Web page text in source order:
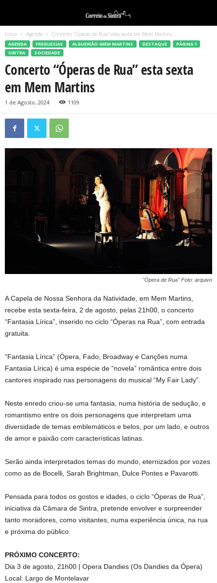
Início Agenda Concerto “Óperas de Rua” esta sexta em Mem Martins
AGENDA FREGUESIAS ALGUEIRÃO-MEM MARTINS DESTAQUE
PÁGINA 1
SINTRA
SOCIEDADE
Concerto “Óperas de Rua” esta sexta
em Mem Martins
1 de Agosto, 2024 1109
"Ópera de Rua" Foto: arquivo
A Capela de Nossa Senhora da Natividade, em Mem Martins,
recebe esta sexta-feira, 2 de agosto, pelas 21h00, o concerto
“Fantasia Lírica”, inserido no ciclo “Óperas na Rua”, com entrada
gratuita.
“Fantasia Lírica” (Ópera, Fado, Broadway e Canções numa
Fantasia Lírica) é uma espécie de “novela” romântica entre dois
cantores inspirado nas personagens do musical “My Fair Lady”.
Neste enredo criou-se uma fantasia, numa história de sedução, e
romantismo entre os dois personagens que interpretam uma
diversidade de temas emblemáticos e belos, por um lado, e outros
de amor e paixão com características latinas.
Serão ainda interpretados temas do mundo, eternizados por vozes
como as de Bocelli, Sarah Brightman, Dulce Pontes e Pavarotti.
Pensada para todos os gostos e idades, o ciclo “Óperas de Rua”,
iniciativa da Câmara de Sintra, pretende envolver e surpreender
tanto moradores, como visitantes, numa experiência única, na rua
e próxima do público.
PRÓXIMO CONCERTO:
Dia 3 de agosto, 21h00 | Opera Dandies (Os Dandies da Ópera)
Local: Largo de Montelavar